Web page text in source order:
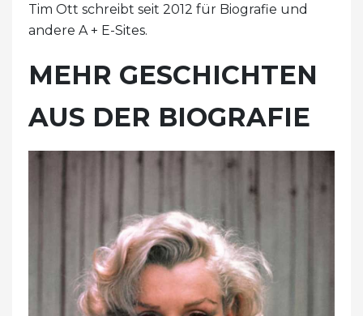
Tim Ott schreibt seit 2012 für Biografie und
andere A + E-Sites.
MEHR GESCHICHTEN
AUS DER BIOGRAFIE